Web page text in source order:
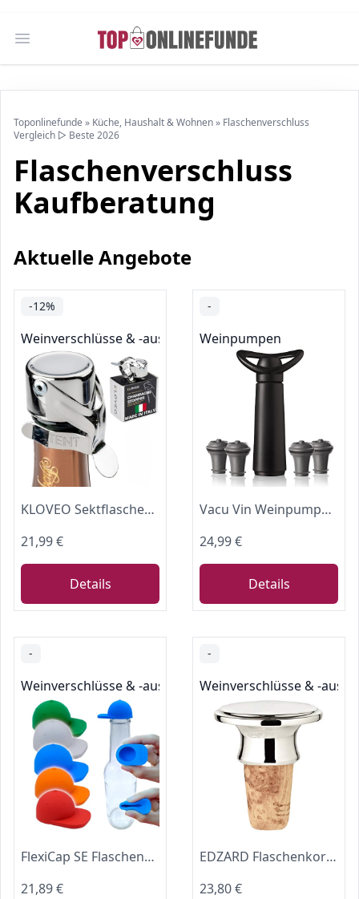
Open main menu
Toponlinefunde » Küche, Haushalt & Wohnen» Flaschenverschluss
Vergleich ▷ Beste 2026
Flaschenverschluss
Kaufberatung
Aktuelle Angebote
-12%
Weinverschlüsse & -ausgießer
KLOVEO Sektflaschenverschlus - Sektverschluss - Italienische Herstellung
21,99 €
Details
-
Weinpumpen
Vacu Vin Weinpumpe Concerto – Wein Vakuumpumpe mit 4 Vacu Vin Stopfen – Weinflaschenverschluss Vakuum – Weinverschluss Vakuum – Wein Zubehör – Wein Entlüfter – Schwarz
24,99 €
Details
-
Weinverschlüsse & -ausgießer
FlexiCap SE Flaschenverschluss,Luftdichter Kronkorken Verschluss,Getränke Insektenschutz,Wiederverwendbarer Bierflaschenverschluss,Hochwertiger Flaschendeckel für Glasflaschen (15 Stück)
21,89 €
-
Weinverschlüsse & -
EDZARD Flaschenkorken Flaschenverschluss im klassischen Design für Champagner, Wein und Sekt, edel versilbert, anlaufgeschützt, Höhe 6 cm
23,80 €